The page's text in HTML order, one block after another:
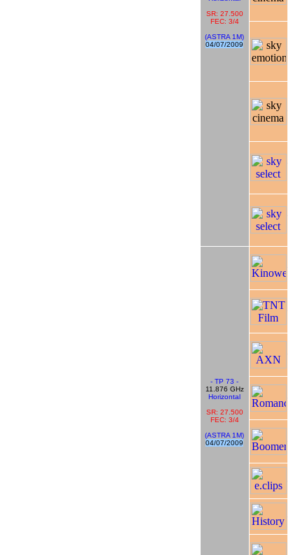
SR: 27.500
FEC: 3/4
(ASTRA 1M)
04/07/2009
- TP 73 -
11.876 GHz
Horizontal
SR: 27.500
FEC: 3/4
(ASTRA 1M)
04/07/2009